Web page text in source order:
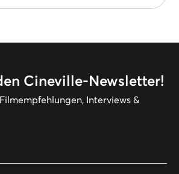
Cineville-Newsletter!
Interviews &